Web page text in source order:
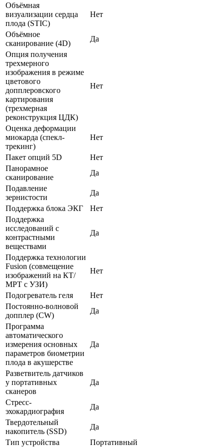
Объёмная
визуализации сердца
плода (STIC)
Нет
Объёмное
сканирование (4D)
Да
Опция получения
трехмерного
изображения в режиме
цветового
допплеровского
картирования
(трехмерная
реконструкция ЦДК)
Нет
Оценка деформации
миокарда (спекл-
трекинг)
Нет
Пакет опций 5D
Нет
Панорамное
сканирование
Да
Подавление
зернистости
Да
Поддержка блока ЭКГ
Нет
Поддержка
исследований с
контрастными
веществами
Да
Поддержка технологии
Fusion (совмещение
изображений на КТ/
МРТ с УЗИ)
Нет
Подогреватель геля
Нет
Постоянно-волновой
допплер (CW)
Да
Программа
автоматического
измерения основных
параметров биометрии
плода в акушерстве
Да
Разветвитель датчиков
у портативных
сканеров
Да
Стресс-
эхокардиография
Да
Твердотельный
накопитель (SSD)
Да
Тип устройства
Портативный